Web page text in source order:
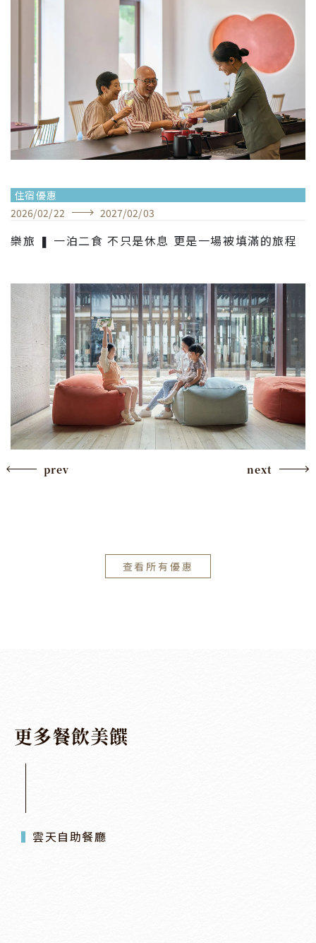
住宿優惠
2026/02/22 2027/02/03
樂旅 ❚ 一泊二食 不只是休息 更是一場被填滿的旅程
prev next
查看所有優惠
更多餐飲美饌
雲天自助餐廳